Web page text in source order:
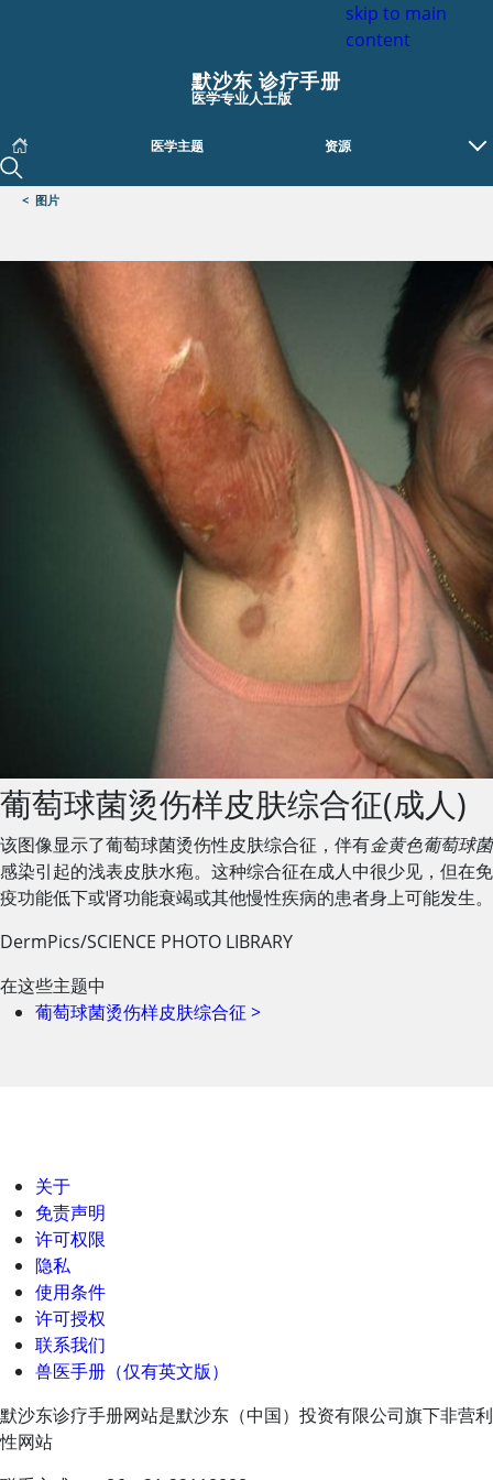
skip to main
content
默沙东 诊疗手册
医学专业人士版
医学主题 资源
< 图片
葡萄球菌烫伤样皮肤综合征(成人)
该图像显示了葡萄球菌烫伤性皮肤综合征，伴有金黄色葡萄球菌
感染引起的浅表皮肤水疱。这种综合征在成人中很少见，但在免
疫功能低下或肾功能衰竭或其他慢性疾病的患者身上可能发生。
DermPics/SCIENCE PHOTO LIBRARY
在这些主题中
葡萄球菌烫伤样皮肤综合征 >
关于
免责声明
许可权限
隐私
使用条件
许可授权
联系我们
兽医手册（仅有英文版）
默沙东诊疗手册网站是默沙东（中国）投资有限公司旗下非营利
性网站